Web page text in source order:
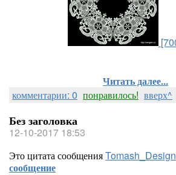
Читать далее...
комментарии: 0 понравилось! вверх^
Без заголовка
12-10-2017 18:53
Это цитата сообщенияTomash_Design
сообщение